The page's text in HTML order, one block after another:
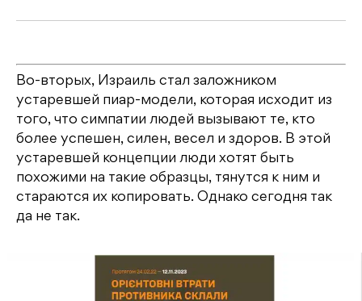
Во-вторых, Израиль стал заложником
устаревшей пиар-модели, которая исходит из
того, что симпатии людей вызывают те, кто
более успешен, силен, весел и здоров. В этой
устаревшей концепции люди хотят быть
похожими на такие образцы, тянутся к ним и
стараются их копировать. Однако сегодня так
да не так.